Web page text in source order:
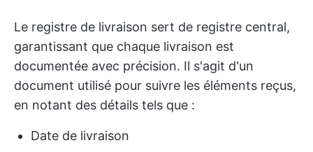
Le registre de livraison sert de registre central,
garantissant que chaque livraison est
documentée avec précision. Il s'agit d'un
document utilisé pour suivre les éléments reçus,
en notant des détails tels que :
Date de livraison